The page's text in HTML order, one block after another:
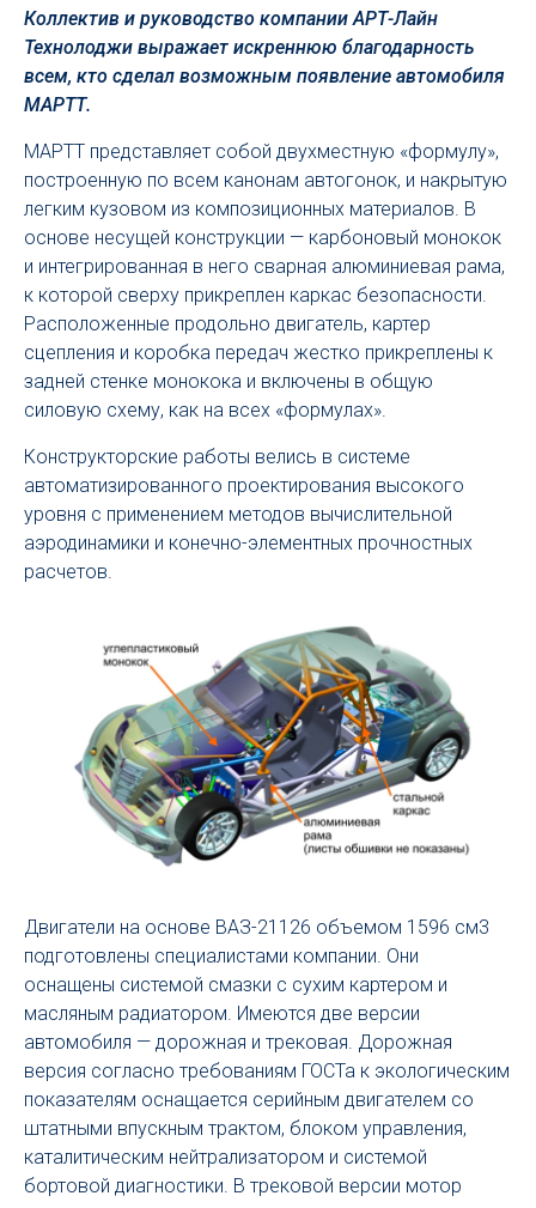
Коллектив и руководство компании АРТ-Лайн
Технолоджи выражает искреннюю благодарность
всем, кто сделал возможным появление автомобиля
МАРТТ.
МАРТТ представляет собой двухместную «формулу»,
построенную по всем канонам автогонок, и накрытую
легким кузовом из композиционных материалов. В
основе несущей конструкции — карбоновый монокок
и интегрированная в него сварная алюминиевая рама,
к которой сверху прикреплен каркас безопасности.
Расположенные продольно двигатель, картер
сцепления и коробка передач жестко прикреплены к
задней стенке монокока и включены в общую
силовую схему, как на всех «формулах».
Конструкторские работы велись в системе
автоматизированного проектирования высокого
уровня с применением методов вычислительной
аэродинамики и конечно-элементных прочностных
расчетов.
Двигатели на основе ВАЗ-21126 объемом 1596 см3
подготовлены специалистами компании. Они
оснащены системой смазки с сухим картером и
масляным радиатором. Имеются две версии
автомобиля — дорожная и трековая. Дорожная
версия согласно требованиям ГОСТа к экологическим
показателям оснащается серийным двигателем со
штатными впускным трактом, блоком управления,
каталитическим нейтрализатором и системой
бортовой диагностики. В трековой версии мотор